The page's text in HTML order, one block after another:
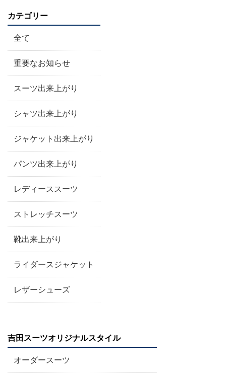
カテゴリー
全て
重要なお知らせ
スーツ出来上がり
シャツ出来上がり
ジャケット出来上がり
パンツ出来上がり
レディーススーツ
ストレッチスーツ
靴出来上がり
ライダースジャケット
レザーシューズ
吉田スーツオリジナルスタイル
オーダースーツ